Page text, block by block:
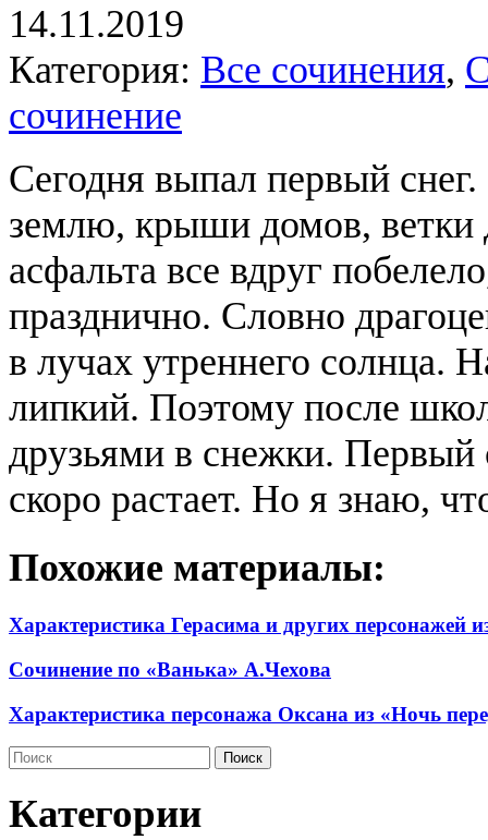
14.11.2019
Категория: Все сочинения,
сочинение
Сегодня выпал первый
землю, крыши домов, ветки
асфальта все вдруг
празднично. Словно
в лучах утреннего солнца.
липкий. Поэтому после
друзьями в снежки. Первый
скоро растает. Но я знаю,
Похожие материалы:
Характеристика Герасима и других персонажей
Сочинение по «Ванька» А.Чехова
Характеристика персонажа Оксана из «Ночь
Категории